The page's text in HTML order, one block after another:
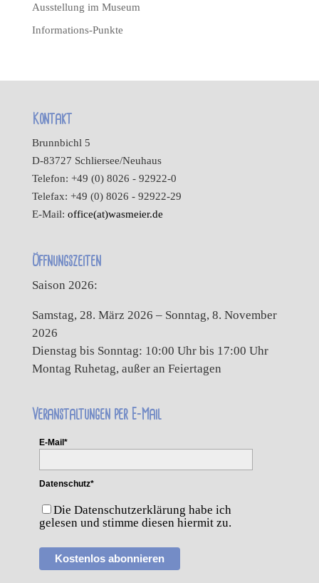
Ausstellung im Museum
Informations-Punkte
Kontakt
Brunnbichl 5
D-83727 Schliersee/Neuhaus
Telefon: +49 (0) 8026 - 92922-0
Telefax: +49 (0) 8026 - 92922-29
E-Mail: office(at)wasmeier.de
Öffnungszeiten
Saison 2026:
Samstag, 28. März 2026 – Sonntag, 8. November
2026
Dienstag bis Sonntag: 10:00 Uhr bis 17:00 Uhr
Montag Ruhetag, außer an Feiertagen
Veranstaltungen per E-Mail
E-Mail*
Datenschutz*
Die Datenschutzerklärung habe ich
gelesen und stimme diesen hiermit zu.
Kostenlos abonnieren